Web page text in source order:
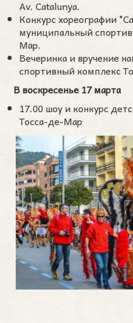
Av. Catalunya.
Конкурс хореографии
муниципальный
Мар.
Вечеринка и вручение
спортивный комплекс
В воскресенье 17 марта
17.00 шоу и конкурс
Тосса-де-Мар